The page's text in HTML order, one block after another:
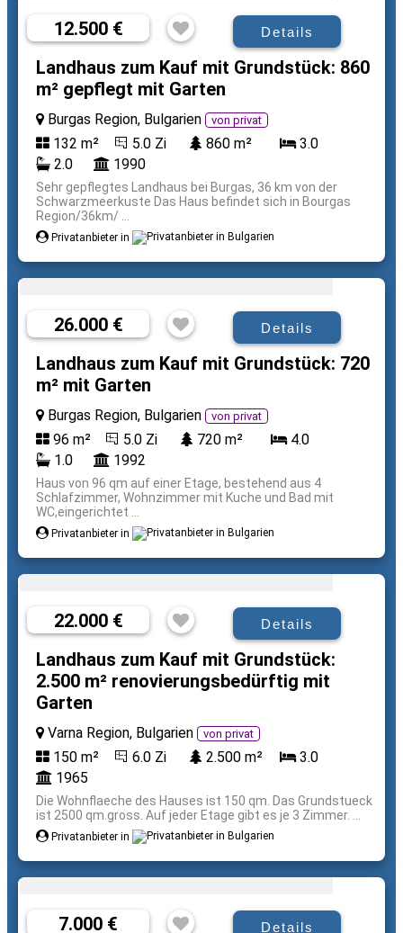
12.500 € Details
Landhaus zum Kauf mit Grundstück: 860
m² gepflegt mit Garten
Burgas Region, Bulgarien von privat
132 m² 5.0 Zi 860 m²
3.0
2.0
1990
Sehr gepflegtes Landhaus bei Burgas, 36 km von der
Schwarzmeerkuste Das Haus befindet sich in Bourgas
Region/36km/ ...
Privatanbieter in
26.000 € Details
Landhaus zum Kauf mit Grundstück: 720
m² mit Garten
Burgas Region, Bulgarien von privat
96 m² 5.0 Zi 720 m²
4.0
1.0
1992
Haus von 96 qm auf einer Etage, bestehend aus 4
Schlafzimmer, Wohnzimmer mit Kuche und Bad mit
WC,eingerichtet ...
Privatanbieter in
22.000 € Details
Landhaus zum Kauf mit Grundstück:
2.500 m² renovierungsbedürftig mit
Garten
Varna Region, Bulgarien von privat
150 m² 6.0 Zi 2.500 m²
3.0
1965
Die Wohnflaeche des Hauses ist 150 qm. Das Grundstueck
ist 2500 qm.gross. Auf jeder Etage gibt es je 3 Zimmer. ...
Privatanbieter in
7.000 € Details